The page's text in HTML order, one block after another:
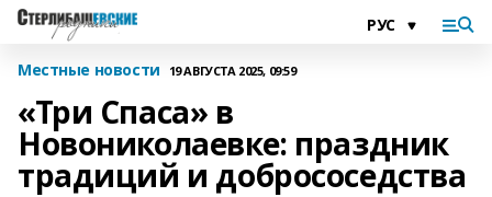
Местные новости 19 АВГУСТА 2025, 09:59
«Три Спаса» в
Новониколаевке: праздник
традиций и добрососедства